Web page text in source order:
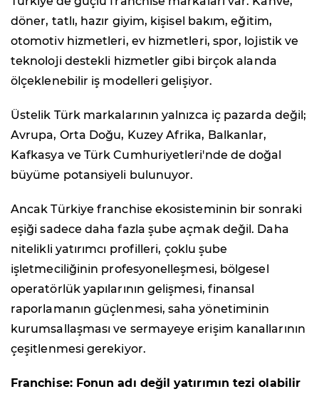
döner, tatlı, hazır giyim, kişisel bakım, eğitim,
otomotiv hizmetleri, ev hizmetleri, spor, lojistik ve
teknoloji destekli hizmetler gibi birçok alanda
ölçeklenebilir iş modelleri gelişiyor.
Üstelik Türk markalarının yalnızca iç pazarda değil;
Avrupa, Orta Doğu, Kuzey Afrika, Balkanlar,
Kafkasya ve Türk Cumhuriyetleri'nde de doğal
büyüme potansiyeli bulunuyor.
Ancak Türkiye franchise ekosisteminin bir sonraki
eşiği sadece daha fazla şube açmak değil. Daha
nitelikli yatırımcı profilleri, çoklu şube
işletmeciliğinin profesyonelleşmesi, bölgesel
operatörlük yapılarının gelişmesi, finansal
raporlamanın güçlenmesi, saha yönetiminin
kurumsallaşması ve sermayeye erişim kanallarının
çeşitlenmesi gerekiyor.
Franchise: Fonun adı değil yatırımın tezi olabilir